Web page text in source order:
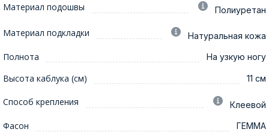
Материал подошвы Полиуретан
Материал подкладки Натуральная кожа
Полнота На узкую ногу
Высота каблука (см) 11 см
Способ крепления Клеевой
Фасон ГЕММА